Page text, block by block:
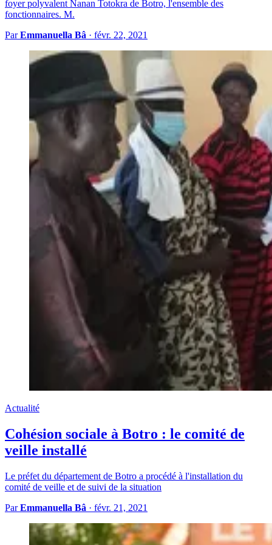
foyer polyvalent Nanan Totokra de Botro, l'ensemble des
fonctionnaires. M.
ParEmmanuella Bâ · févr. 22, 2021
Actualité
Cohésion sociale à Botro : le comité de
veille installé
Le préfet du département de Botro a procédé à l'installation du
comité de veille et de suivi de la situation
ParEmmanuella Bâ · févr. 21, 2021